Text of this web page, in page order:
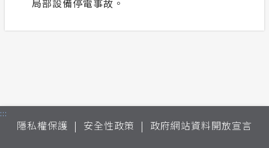
局部設備停電事故。
:::
隱私權保護 安全性政策 政府網站資料開放宣言